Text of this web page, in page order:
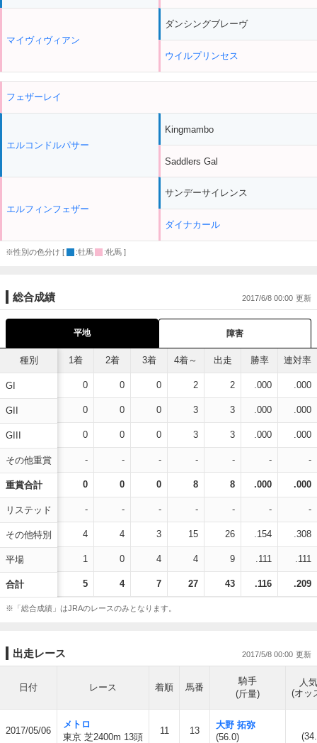
マイヴィヴィアン
ダンシングブレーヴ
ウイルプリンセス
フェザーレイ
エルコンドルパサー
エルフィンフェザー
Kingmambo
Saddlers Gal
サンデーサイレンス
ダイナカール
※性別の色分け [ :牡馬 :牝馬 ]
総合成績 2017/6/8 00:00
平地 障害
種別
GI
GII
GIII
その他重賞
重賞合計
リステッド
その他特別
平場
合計
1着 2着 3着 4着～ 出走 勝率 連対率
0 0 0 2 2 .000 .000
0 0 0 3 3 .000 .000
0 0 0 3 3 .000 .000
- - - - - - -
0 0 0 8 8 .000 .000
- - - - - - -
4 4 3 15 26 .154 .308
1 0 4 4 9 .111 .111
5 4 7 27 43 .116 .209
※「総合成績」はJRAのレースのみとなります。
出走レース 2017/5/8 00:00
日付 レース 着順 馬番
騎手
(斤量)
人気
(オッ
2017/05/06
メトロ
東京 芝2400m 13頭
11 13
大野 拓弥
(56.0)